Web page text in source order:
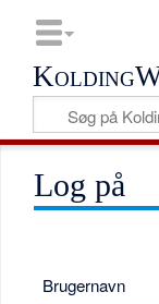
Log på
Brugernavn